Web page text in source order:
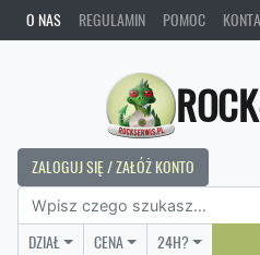
O NAS REGULAMIN POMOC
ZALOGUJ SIĘ / ZAŁÓŻ KONTO
DZIAŁ CENA 24H?